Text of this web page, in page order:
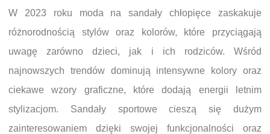
W 2023 roku moda na sandały chłopięce zaskakuje
różnorodnością stylów oraz kolorów, które przyciągają
uwagę zarówno dzieci, jak i ich rodziców. Wśród
najnowszych trendów dominują intensywne kolory oraz
ciekawe wzory graficzne, które dodają energii letnim
stylizacjom. Sandały sportowe cieszą się dużym
zainteresowaniem dzięki swojej funkcjonalności oraz